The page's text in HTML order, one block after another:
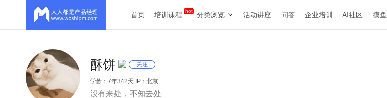
首页 培训课程 分类浏览 活动讲座 问答 企业培训 AI社区 摸鱼
酥饼 关注
学龄：7年342天 IP：北京
没有来处，不知去处